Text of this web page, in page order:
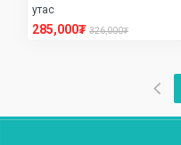
утас
285,000₮ 326,000₮